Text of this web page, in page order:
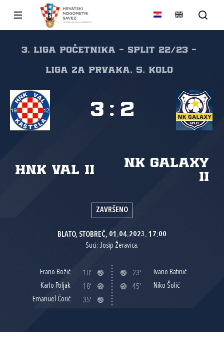
3. liga početnika - Split 22/23 -
Liga za prvaka, 5. kolo
HNK Val II
NK Galaxy
II
3 : 2
ZAVRŠENO
BLATO, STOBREČ, 01.04.2023. 17:00
Suci: Josip Žeravica.
Frano Božić
10'
Karlo Poljak
18'
Emanuel Ćorić
35'
23'
Ivano Batinić
45'
Niko Šolić